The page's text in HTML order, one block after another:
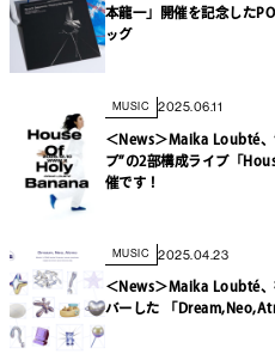
本龍一」開催を記念した
ッグ
MUSIC 2025.06.11
＜News＞Maika Loubté
ブ”の2部構成ライブ「
催です！
MUSIC 2025.04.23
＜News＞Maika Loubté、
バーした 「